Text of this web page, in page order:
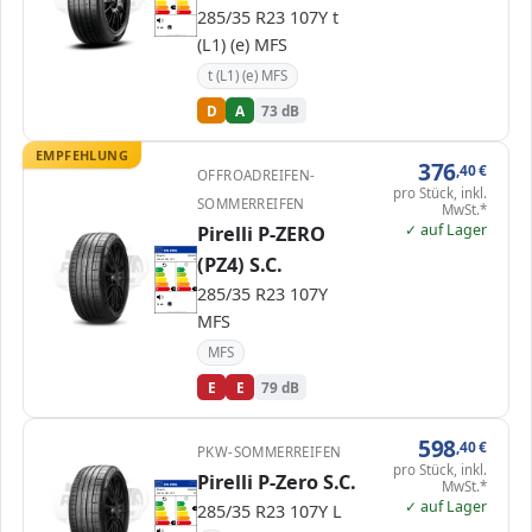
C C
73 dB B
285/35 R23 107Y t
(L1) (e) MFS
t (L1) (e) MFS
D A 73 dB
EMPFEHLUNG
ENERG
Pirelli 4250900
285/35 R23 107Y C1
C C
79 dB C
OFFROADREIFEN-
SOMMERREIFEN
Pirelli P-ZERO
(PZ4) S.C.
285/35 R23 107Y
MFS
MFS
E E 79 dB
376,40€
pro Stück, inkl.
MwSt.*
✓ auf Lager
ENERG 595796
Pirelli 3056900
285/35 R23 107Y C1
A
B
C
D
E E
A
B B
C
D
E
PKW-SOMMERREIFEN
Pirelli P-Zero S.C.
285/35 R23 107Y L
598,40€
pro Stück, inkl.
MwSt.*
✓ auf Lager